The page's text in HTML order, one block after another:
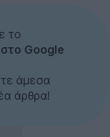
το
Google
άμεσα
άρθρα!